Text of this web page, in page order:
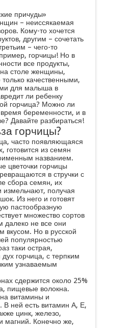
причуды»
– неиссякаемая
Кому-то хочется
другим – сочетать
– чего-то
горчицы! Но в
все продукты,
столе женщины,
качественными,
для малыша в
ли ребенку
горчица? Можно ли
время беременности, и в
Давайте разбираться!
горчицы?
часто появляющаяся
готовится из семян
названием.
цветочки горчицы
в стручки с
сбора семян, их
получая
Из него и готовят
пастообразную
множество сортов
далеко не все они
вкусом. Но в русской
популярностью
таки острая,
горчица, с терпким
узнаваемым
сдержится около 25%
пищевые волокна.
витамины и
В ней есть витамин А, Е,
цинк, железо,
магний. Конечно же,